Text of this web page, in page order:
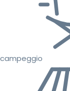
campeggio